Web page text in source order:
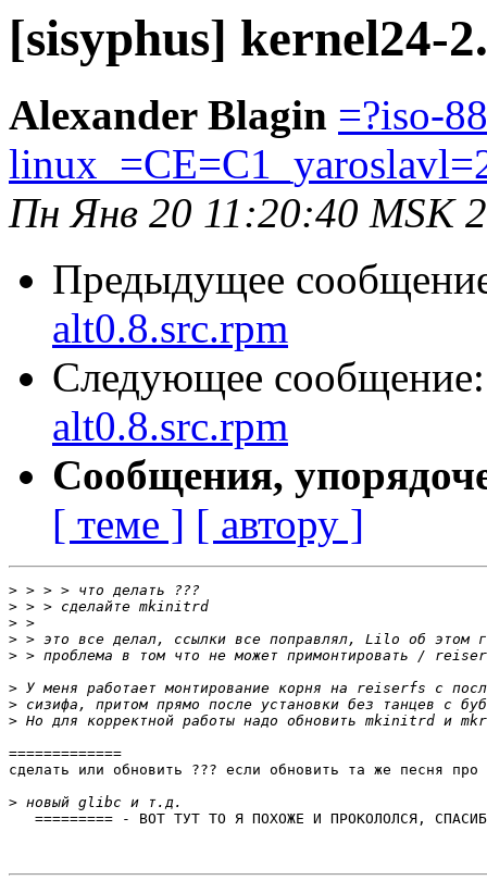
[sisyphus] kernel24-
Alexander Blagin =?iso-
Пн Янв 20 11:20:40 MSK
Предыдущее
alt0.8.src.rpm
Следующее
alt0.8.src.rpm
Сообщения,
[ теме ] [ автору ]
>
>
>
>
>
>
>
>
=============
сделать или обновить ??? если обновить та же песня про
>
========= - ВОТ ТУТ ТО Я ПОХОЖЕ И ПРОКОЛОЛСЯ,